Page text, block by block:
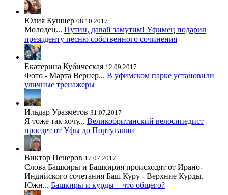
Юлия Кушнер 08.10.2017
Молодец... Путин, давай замутим! Уфимец подарил
президенту песню собственного сочинения
Екатерина Кубическая 12.09.2017
Фото - Марта Вернер... В уфимском парке установили
уличные тренажеры
Ильдар Уразметов 31.07.2017
Я тоже так хочу... Великобританский велосипедист
проедет от Уфы до Португалии
Виктор Пенеров 17.07.2017
Слова Башкиры и Башкирия происходят от Ирано-
Индийского сочетания Баш Куру - Верхние Курды.
Южн... Башкиры и курды – что общего?